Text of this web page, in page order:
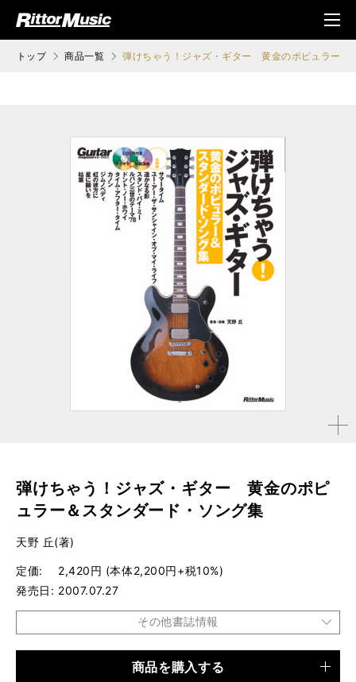
ジック (Rittor Musi
メニ
ュ
トップ 商品一覧 弾けちゃう！ジャズ・ギター 黄金のポピュラー＆
拡大す
弾けちゃう！ジャズ・ギター 黄金のポピ
ュラー＆スタンダード・ソング集
天野 丘(著)
定価
2,420円 (本体2,200円+税10%)
発売日
2007.07.27
その他書誌情報
商品を購入する